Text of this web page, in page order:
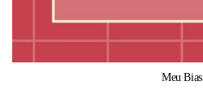
Meu Bias